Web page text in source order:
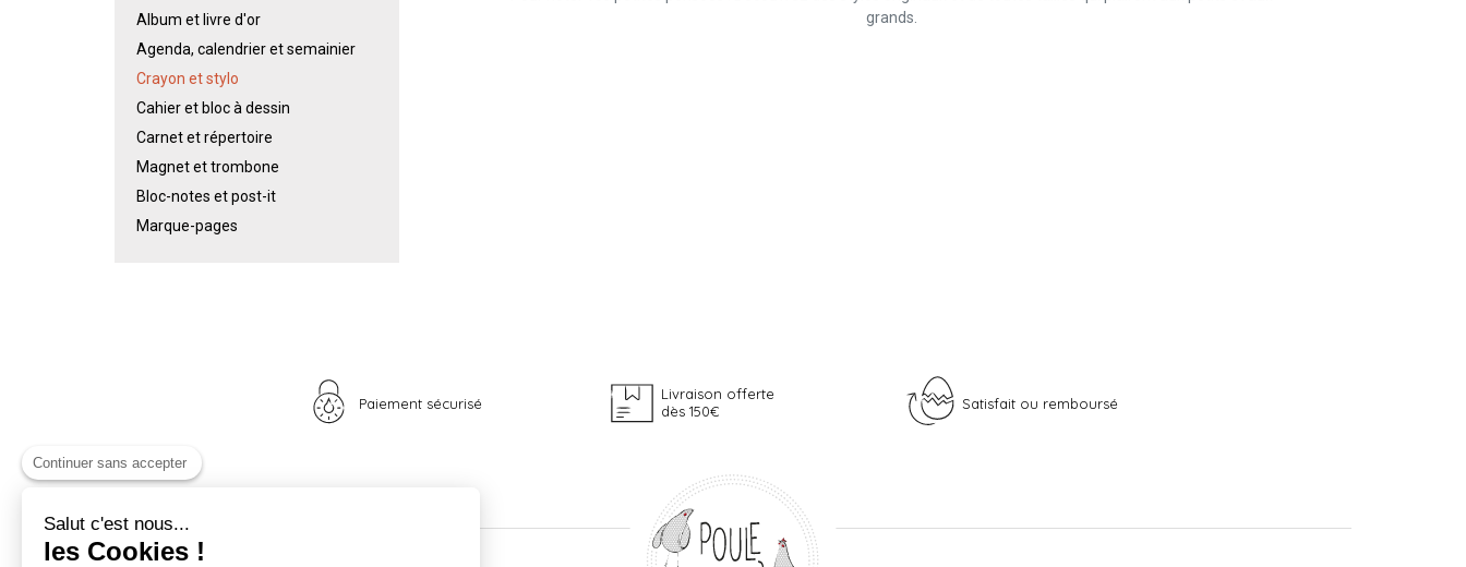
Album et livre d'or
Agenda, calendrier et semainier
Crayon et stylo
Cahier et bloc à dessin
Carnet et répertoire
Magnet et trombone
Bloc-notes et post-it
Marque-pages
grands.
Paiement sécurisé
Livraison offerte
dès 150€
Satisfait ou remboursé
Continuer sans accepter
Salut c'est nous...
les Cookies !